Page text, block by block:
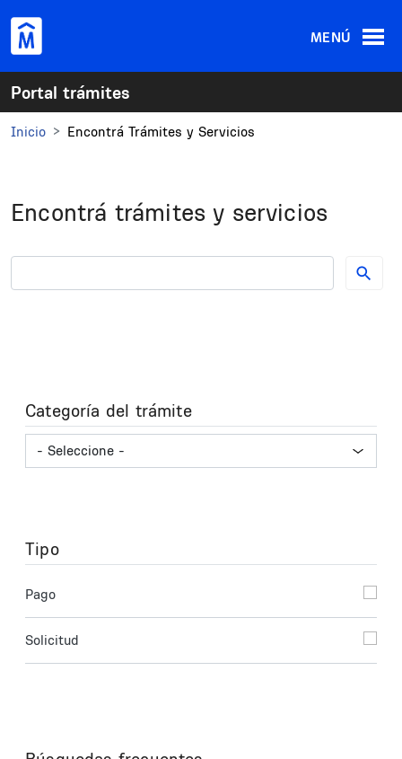
MENÚ
Portal trámites
Inicio Encontrá Trámites y Servicios
Encontrá trámites y servicios
Categoría del trámite
Tipo
Pago
Solicitud